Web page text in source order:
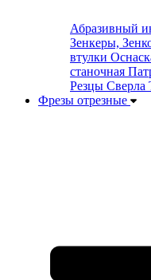
Абразивный
Зенкеры,
втулки
станочная
Резцы Сверла
Фрезы отрезные